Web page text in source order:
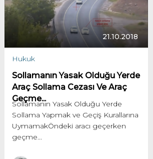
21.10.2018
Hukuk
Sollamanın Yasak Olduğu Yerde
Araç Sollama Cezası Ve Araç
Geçme...
Sollamanın Yasak Olduğu Yerde
Sollama Yapmak ve Geçiş Kurallarına
UymamakÖndeki aracı geçerken
geçme...